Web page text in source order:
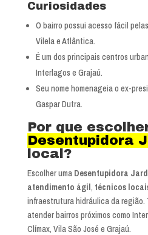
Curiosidades
O bairro possui acesso fácil
Vilela e Atlântica.
É um dos principais centros
Interlagos e Grajaú.
Seu nome homenageia o ex-
Gaspar Dutra.
Por que
Desentupidora
local?
Escolher uma Desentupidora
atendimento ágil, técnicos
infraestrutura hidráulica da região.
atender bairros próximos como
Clímax, Vila São José e Grajaú.